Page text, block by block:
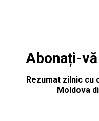
Abonați-
Rezumat zilnic cu
Moldova